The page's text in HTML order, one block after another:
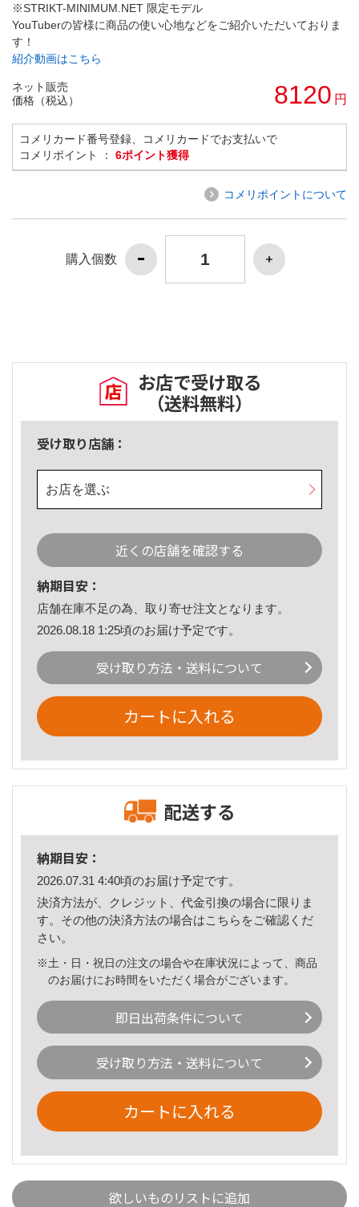
※STRIKT-MINIMUM.NET 限定モデル
YouTuberの皆様に商品の使い心地などをご紹介いただいておりま
す！
紹介動画はこちら
ネット販売
価格（税込）
8120 円
コメリカード番号登録、コメリカードでお支払いで
コメリポイント ： 6ポイント獲得
コメリポイントについて
購入個数
お店で受け取る
（送料無料）
受け取り店舗：
お店を選ぶ
近くの店舗を確認する
納期目安：
店舗在庫不足の為、取り寄せ注文となります。
2026.08.18 1:25頃のお届け予定です。
受け取り方法・送料について
カートに入れる
配送する
納期目安：
2026.07.31 4:40頃のお届け予定です。
決済方法が、クレジット、代金引換の場合に限りま
す。その他の決済方法の場合はこちら をご確認くだ
さい。
※土・日・祝日の注文の場合や在庫状況によって、商品
のお届けにお時間をいただく場合がございます。
即日出荷条件について
受け取り方法・送料について
カートに入れる
欲しいものリストに追加